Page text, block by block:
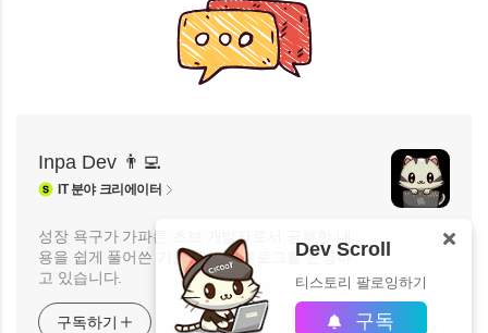
Inpa Dev 👨‍💻
IT분야 크리에이터
성장 욕구가 가파른 초보 개발자로서 공부한 내
용을 쉽게 풀어쓴 기술 개발자 블로그를 운영하
고 있습니다.
구독하기
Dev Scroll
티스토리 팔로잉하기
구독